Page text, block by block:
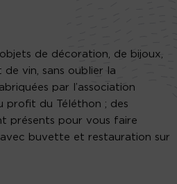
de décoration, de bijoux,
vin, sans oublier la
par l’association
profit du Téléthon ; des
présents pour vous faire
buvette et restauration sur